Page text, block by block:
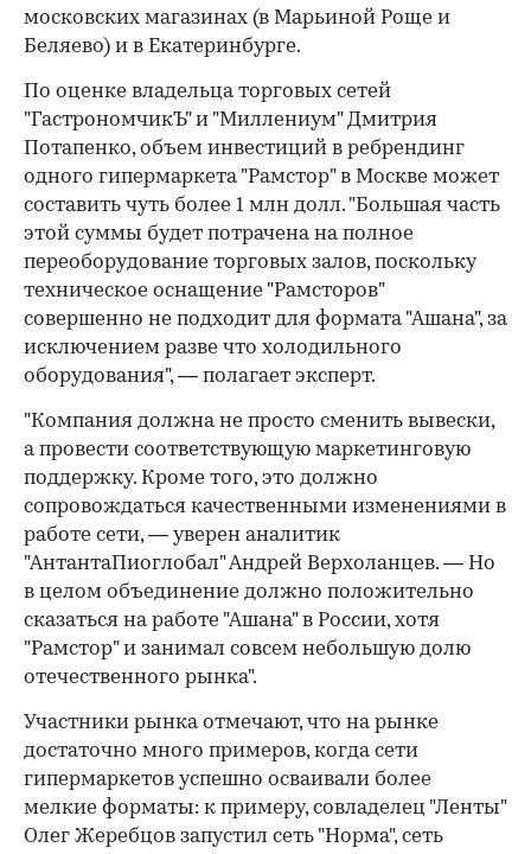
московских магазинах (в Марьиной Роще и
Беляево) и в Екатеринбурге.
По оценке владельца торговых сетей
"ГастрономчикЪ" и "Миллениум" Дмитрия
Потапенко, объем инвестиций в ребрендинг
одного гипермаркета "Рамстор" в Москве может
составить чуть более 1 млн долл. "Большая часть
этой суммы будет потрачена на полное
переоборудование торговых залов, поскольку
техническое оснащение "Рамсторов"
совершенно не подходит для формата "Ашана", за
исключением разве что холодильного
оборудования", — полагает эксперт.
"Компания должна не просто сменить вывески,
а провести соответствующую маркетинговую
поддержку. Кроме того, это должно
сопровождаться качественными изменениями в
работе сети, — уверен аналитик
"АнтантаПиоглобал" Андрей Верхоланцев. — Но
в целом объединение должно положительно
сказаться на работе "Ашана" в России, хотя
"Рамстор" и занимал совсем небольшую долю
отечественного рынка".
Участники рынка отмечают, что на рынке
достаточно много примеров, когда сети
гипермаркетов успешно осваивали более
мелкие форматы: к примеру, совладелец "Ленты"
Олег Жеребцов запустил сеть "Норма", сеть